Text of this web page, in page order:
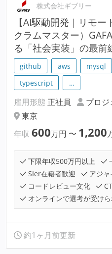
株式会社ギブリー
【AI駆動開発｜リモ
クラムマスター）
る「社会実装」の最前
github aws mysql
typescript
…
雇用形態 正社員
プロ
東京
年収 600万円 〜 1,200
下限年収500万円以上
SIer在籍者歓迎
アジャ
コードレビュー文化
オンラインで選考が受けら
約1ヶ月前更新